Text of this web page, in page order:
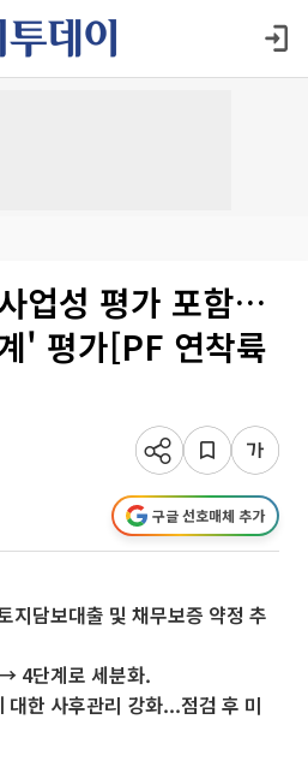
업성 평가 포함…
' 평가[PF 연착륙
구글 선호매체 추가
지담보대출 및 채무보증 약정 추
4단계로 세분화.
대한 사후관리 강화...점검 후 미